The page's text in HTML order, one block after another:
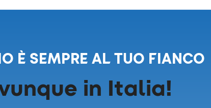
È SEMPRE AL TUO FIANCO
in Italia!